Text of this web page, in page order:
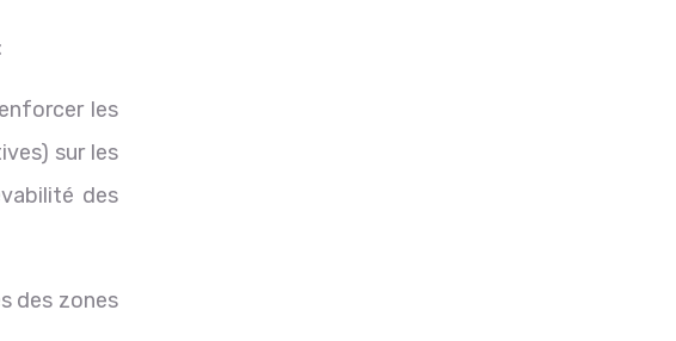
les
sur les
des
des zones